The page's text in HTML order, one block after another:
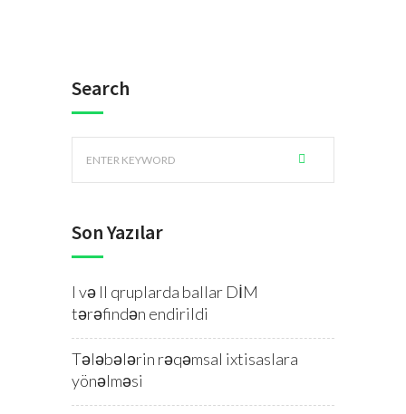
Search
Son Yazılar
I və II qruplarda ballar DİM
tərəfindən endirildi
Tələbələrin rəqəmsal ixtisaslara
yönəlməsi